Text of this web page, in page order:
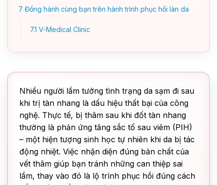
7 Đồng hành cùng bạn trên hành trình phục hồi làn da
7.1 V-Medical Clinic
Nhiều người lầm tưởng tình trạng da sạm đi sau
khi trị tàn nhang là dấu hiệu thất bại của công
nghệ. Thực tế, bị thâm sau khi đốt tàn nhang
thường là phản ứng tăng sắc tố sau viêm (PIH)
– một hiện tượng sinh học tự nhiên khi da bị tác
động nhiệt. Việc nhận diện đúng bản chất của
vết thâm giúp bạn tránh những can thiệp sai
lầm, thay vào đó là lộ trình phục hồi đúng cách